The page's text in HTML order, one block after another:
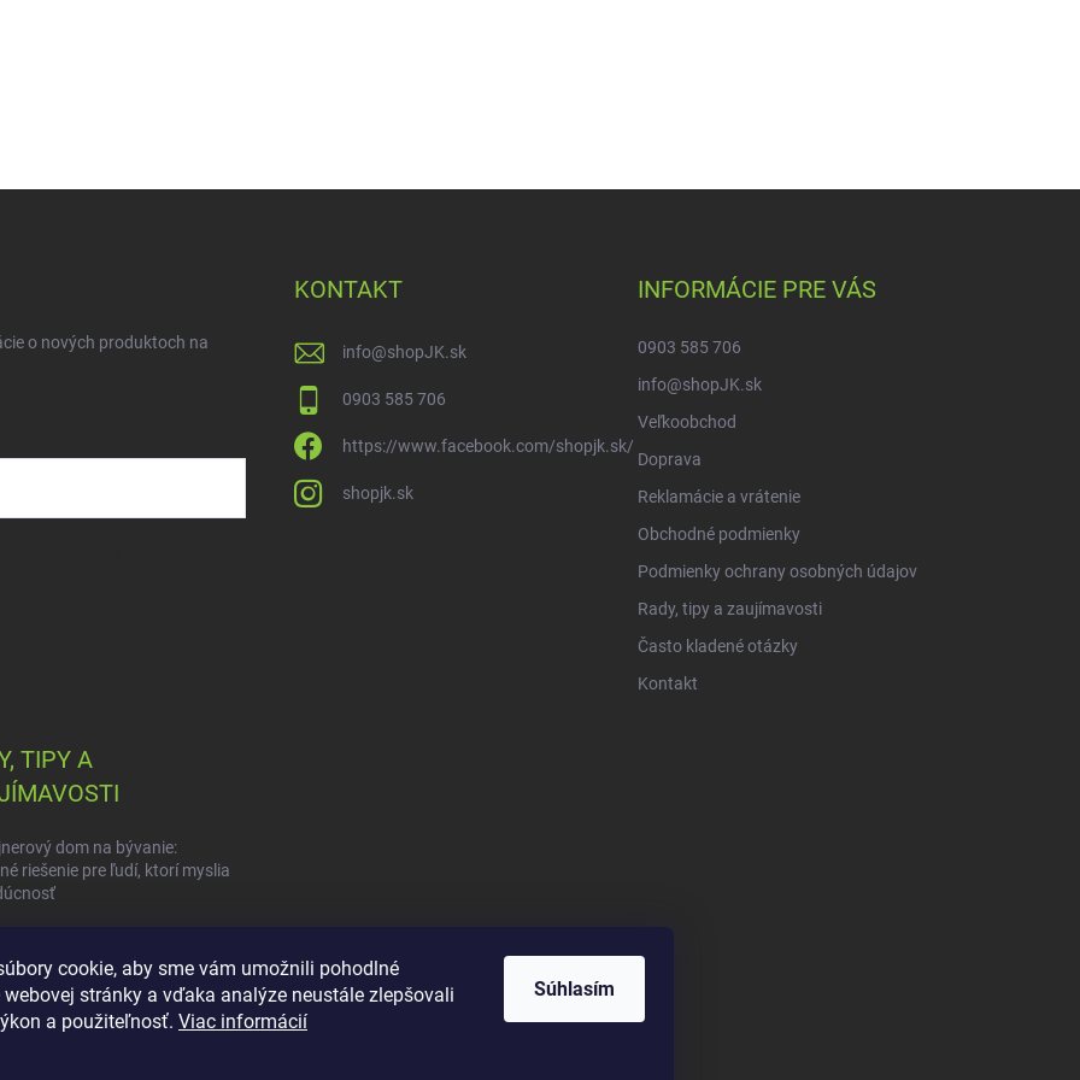
cookie, aby sme vám umožnili pohodlné
stránky a vďaka analýze neustále zlepšovali
a použiteľnosť. Viac informácií
Súhlasím
o nových produktoch na
KONTAKT
info@shopJK.sk
0903 585 706
https://www.facebook.com/shopjk.sk/
shopjk.sk
INFORMÁCIE PRE VÁS
0903 585 706
info@shopJK.sk
Veľkoobchod
Doprava
Reklamácie a vrátenie
Obchodné podmienky
Podmienky ochrany osobných údajov
Rady, tipy a zaujímavosti
Často kladené otázky
Kontakt
TIPY A
dom na bývanie:
riešenie pre ľudí, ktorí myslia
na seba?
riešení: Skladací kontajner
stavba vs. drevený